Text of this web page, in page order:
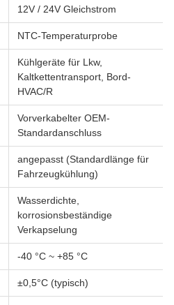
12V / 24V Gleichstrom
NTC-Temperaturprobe
Kühlgeräte für Lkw,
Kaltkettentransport, Bord-
HVAC/R
Vorverkabelter OEM-
Standardanschluss
angepasst (Standardlänge für
Fahrzeugkühlung)
Wasserdichte,
korrosionsbeständige
Verkapselung
-40 °C ~ +85 °C
±0,5°C (typisch)